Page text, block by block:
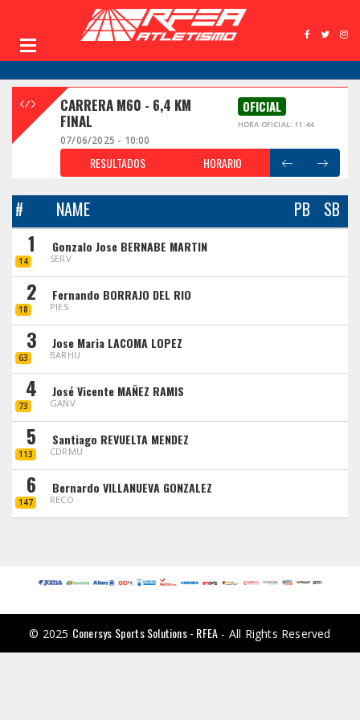
CARRERA M60 - 6,4 KM
FINAL
OFICIAL
HORA OFICIAL: 11:44
07/06/2025 - 10:00
RESULTADOS HORARIO
# NAME PB SB
1
14
Gonzalo Jose BERNABE MARTIN
SERV
2
18
Fernando BORRAJO DEL RIO
PIES
3
63
Jose Maria LACOMA LOPEZ
BARHU
4
73
José Vicente MAÑEZ RAMIS
GANV
5
113
Santiago REVUELTA MENDEZ
CDRMU
6
147
Bernardo VILLANUEVA GONZALEZ
RECO
© 2025 Conersys Sports Solutions - RFEA - All Rights Reserved